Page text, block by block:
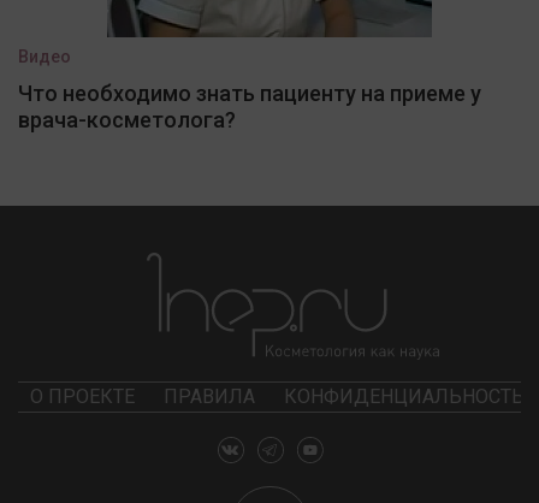
Видео
Что необходимо знать пациенту на приеме у
врача-косметолога?
О ПРОЕКТЕ ПРАВИЛА КОНФИДЕНЦИАЛЬНОСТЬ